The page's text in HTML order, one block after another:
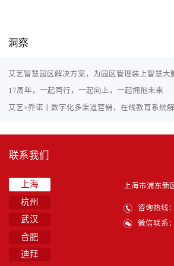
洞察
艾艺智慧园区解决方案，为园区管理装上智慧大
17周年，一起同行，一起向上，一起拥抱未来
艾艺×乔诺丨数字化多渠道营销，在线教育系统
联系我们
上海
杭州
武汉
合肥
迪拜
上海市浦东新
咨询热线
微信联系